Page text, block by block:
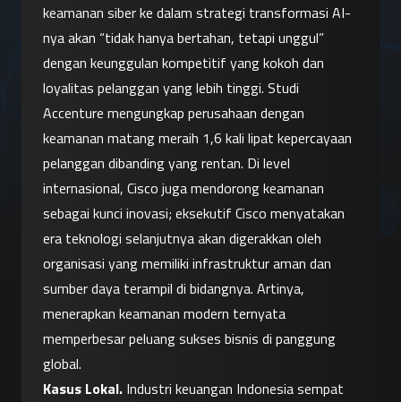
keamanan siber ke dalam strategi transformasi AI-
nya akan “tidak hanya bertahan, tetapi unggul”
dengan keunggulan kompetitif yang kokoh dan
loyalitas pelanggan yang lebih tinggi. Studi
Accenture mengungkap perusahaan dengan
keamanan matang meraih 1,6 kali lipat kepercayaan
pelanggan dibanding yang rentan. Di level
internasional, Cisco juga mendorong keamanan
sebagai kunci inovasi; eksekutif Cisco menyatakan
era teknologi selanjutnya akan digerakkan oleh
organisasi yang memiliki infrastruktur aman dan
sumber daya terampil di bidangnya. Artinya,
menerapkan keamanan modern ternyata
memperbesar peluang sukses bisnis di panggung
global.
Kasus Lokal. Industri keuangan Indonesia sempat